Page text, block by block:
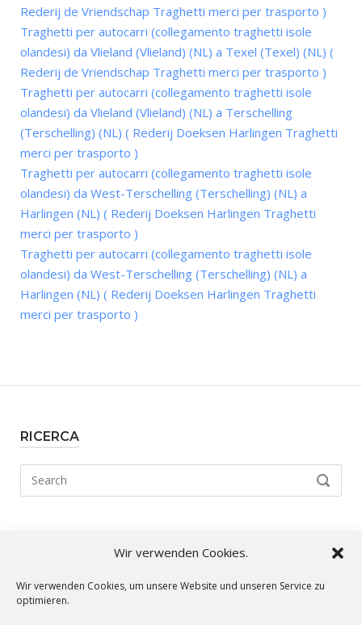
Wir verwenden Cookies.
Wir verwenden Cookies, um unsere Website und unseren Service zu
optimieren.
Rederij de Vriendschap Traghetti merci per trasporto )
Traghetti per autocarri (collegamento traghetti isole
olandesi) da Vlieland (Vlieland) (NL) a Texel (Texel) (NL) (
Rederij de Vriendschap Traghetti merci per trasporto )
Traghetti per autocarri (collegamento traghetti isole
olandesi) da Vlieland (Vlieland) (NL) a Terschelling
(Terschelling) (NL) ( Rederij Doeksen Harlingen Traghetti
merci per trasporto )
Traghetti per autocarri (collegamento traghetti isole
olandesi) da West-Terschelling (Terschelling) (NL) a
Harlingen (NL) ( Rederij Doeksen Harlingen Traghetti
merci per trasporto )
Traghetti per autocarri (collegamento traghetti isole
olandesi) da West-Terschelling (Terschelling) (NL) a
Harlingen (NL) ( Rederij Doeksen Harlingen Traghetti
merci per trasporto )
RICERCA
SEARCH